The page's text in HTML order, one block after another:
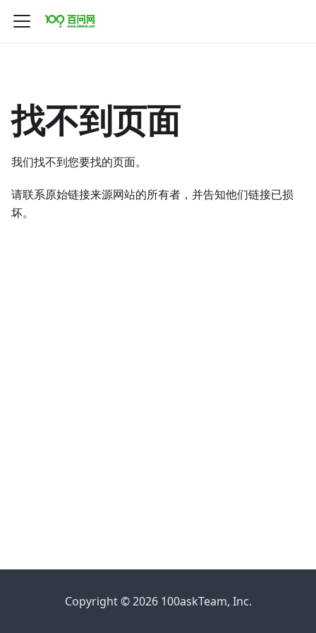
找不到页面
我们找不到您要找的页面。
请联系原始链接来源网站的所有者，并告知他们链接已损
坏。
Copyright © 2026 100askTeam, Inc.